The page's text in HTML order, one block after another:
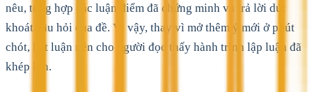
nêu, tổng hợp các luận điểm đã chứng minh và trả lời dứt
khoát câu hỏi của đề. Vì vậy, thay vì mở thêm ý mới ở phút
chót, kết luận nên cho người đọc thấy hành trình lập luận đã
khép kín.